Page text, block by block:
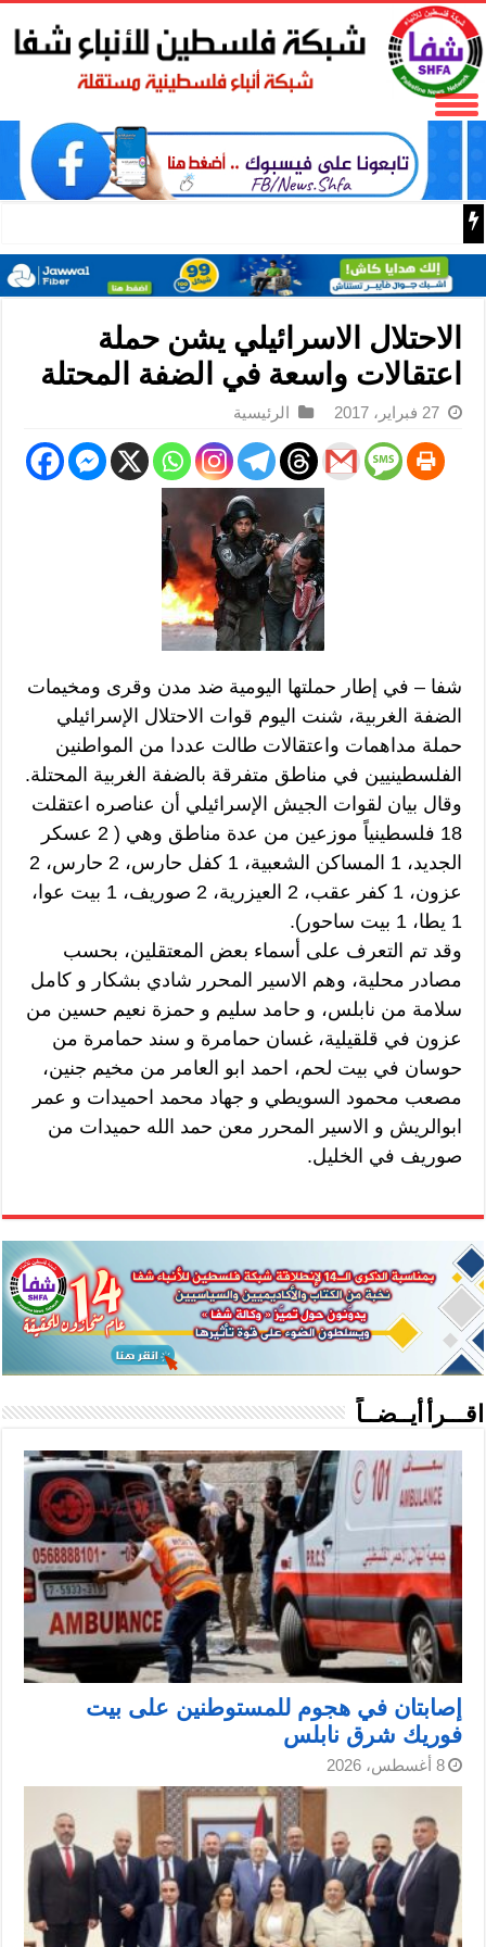
الاحتلال الاسرائيلي يشن حملة
اعتقالات واسعة في الضفة المحتلة
27 فبراير، 2017 الرئيسية
شفا – في إطار حملتها اليومية ضد مدن وقرى ومخيمات
الضفة الغربية، شنت اليوم قوات الاحتلال الإسرائيلي
حملة مداهمات واعتقالات طالت عددا من المواطنين
الفلسطينيين في مناطق متفرقة بالضفة الغربية المحتلة.
وقال بيان لقوات الجيش الإسرائيلي أن عناصره اعتقلت
18 فلسطينياً موزعين من عدة مناطق وهي ( 2 عسكر
الجديد، 1 المساكن الشعبية، 1 كفل حارس، 2 حارس، 2
عزون، 1 كفر عقب، 2 العيزرية، 2 صوريف، 1 بيت عوا،
1 يطا، 1 بيت ساحور).
وقد تم التعرف على أسماء بعض المعتقلين، بحسب
مصادر محلية، وهم الاسير المحرر شادي بشكار و كامل
سلامة من نابلس، و حامد سليم و حمزة نعيم حسين من
عزون في قلقيلية، غسان حمامرة و سند حمامرة من
حوسان في بيت لحم، احمد ابو العامر من مخيم جنين،
مصعب محمود السويطي و جهاد محمد احميدات و عمر
ابوالريش و الاسير المحرر معن حمد الله حميدات من
صوريف في الخليل.
اقـــرأ أيــضــاً
إصابتان في هجوم للمستوطنين على بيت
فوريك شرق نابلس
8 أغسطس، 2026